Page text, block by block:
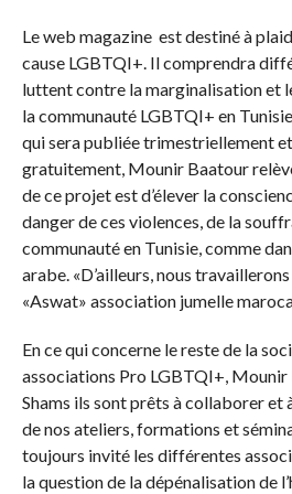
Le web magazine est destiné à
cause LGBTQI+. Il comprendra
luttent contre la marginalisation et
la communauté LGBTQI+ en
qui sera publiée trimestriellement
gratuitement, Mounir Baatour
de ce projet est d’élever la
danger de ces violences, de la
communauté en Tunisie, comme
arabe. «D’ailleurs, nous
«Aswat» association jumelle
En ce qui concerne le reste de la
associations Pro LGBTQI+, Mounir
Shams ils sont prêts à collaborer et
de nos ateliers, formations et
toujours invité les différentes
la question de la dépénalisation de